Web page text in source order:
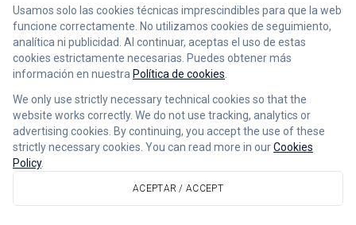
Usamos solo las cookies técnicas imprescindibles para que la web
funcione correctamente. No utilizamos cookies de seguimiento,
analítica ni publicidad. Al continuar, aceptas el uso de estas
cookies estrictamente necesarias. Puedes obtener más
información en nuestra Política de cookies
We only use strictly necessary technical cookies so that the
website works correctly. We do not use tracking, analytics or
advertising cookies. By continuing, you accept the use of these
strictly necessary cookies. You can read more in ourCookies
Policy.
ACEPTAR / ACCEPT